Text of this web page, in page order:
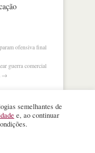
ofensiva final
guerra comercial
→
reservados.
semelhantes de
e, ao continuar